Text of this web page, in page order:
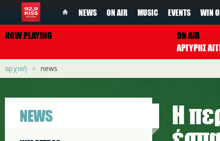
NEWS ON AIR MUSIC EVENTS WIN
NOW PLAYING
ON AIR
ΑΡΓΥΡΗΣ
αρχική news
NEWS
Η